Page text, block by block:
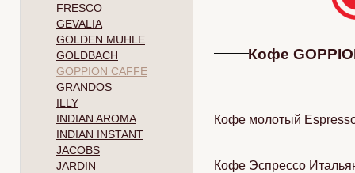
FRESCO
GEVALIA
GOLDEN MUHLE
GOLDBACH
GOPPION CAFFE
GRANDOS
ILLY
INDIAN AROMA
INDIAN INSTANT
JACOBS
JARDIN
Кофе
Кофе молотый
Кофе Эспрессо